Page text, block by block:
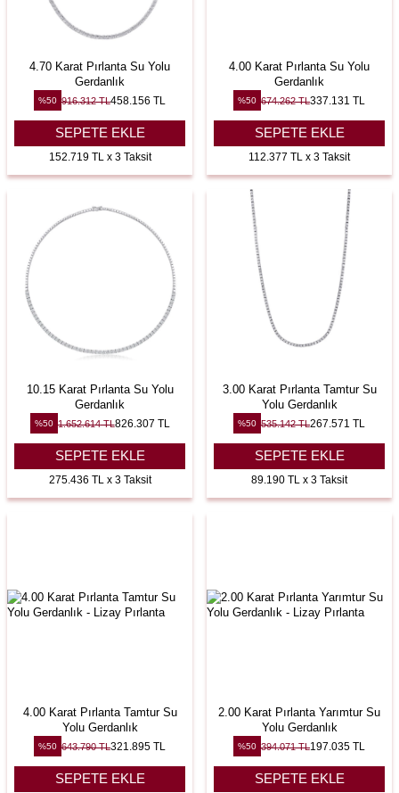
4.70 Karat Pırlanta Su Yolu
Gerdanlık
%50 916.312TL458.156 TL
SEPETE EKLE
152.719 TL x 3 Taksit
4.00 Karat Pırlanta Su Yolu
Gerdanlık
%50 674.262TL337.131 TL
SEPETE EKLE
112.377 TL x 3 Taksit
10.15 Karat Pırlanta Su Yolu
Gerdanlık
%50 1.652.614TL826.307 TL
SEPETE EKLE
275.436 TL x 3 Taksit
3.00 Karat Pırlanta Tamtur Su
Yolu Gerdanlık
%50 535.142TL267.571 TL
SEPETE EKLE
89.190 TL x 3 Taksit
4.00 Karat Pırlanta Tamtur Su
Yolu Gerdanlık
%50 643.790TL321.895 TL
SEPETE EKLE
2.00 Karat Pırlanta Yarımtur Su
Yolu Gerdanlık
%50 394.071TL197.035 TL
SEPETE EKLE